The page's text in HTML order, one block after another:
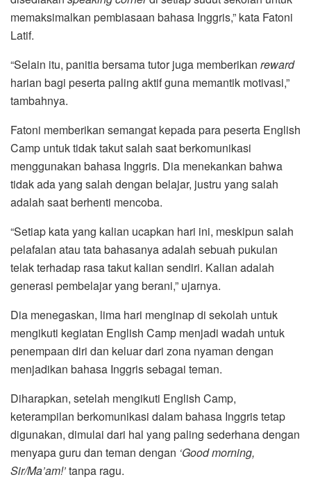
memaksimalkan pembiasaan bahasa Inggris,” kata Fatoni
Latif.
“Selain itu, panitia bersama tutor juga memberikan reward
harian bagi peserta paling aktif guna memantik motivasi,”
tambahnya.
Fatoni memberikan semangat kepada para peserta English
Camp untuk tidak takut salah saat berkomunikasi
menggunakan bahasa Inggris. Dia menekankan bahwa
tidak ada yang salah dengan belajar, justru yang salah
adalah saat berhenti mencoba.
“Setiap kata yang kalian ucapkan hari ini, meskipun salah
pelafalan atau tata bahasanya adalah sebuah pukulan
telak terhadap rasa takut kalian sendiri. Kalian adalah
generasi pembelajar yang berani,” ujarnya.
Dia menegaskan, lima hari menginap di sekolah untuk
mengikuti kegiatan English Camp menjadi wadah untuk
penempaan diri dan keluar dari zona nyaman dengan
menjadikan bahasa Inggris sebagai teman.
Diharapkan, setelah mengikuti English Camp,
keterampilan berkomunikasi dalam bahasa Inggris tetap
digunakan, dimulai dari hal yang paling sederhana dengan
menyapa guru dan teman dengan ‘Good morning,
Sir/Ma’am!’tanpa ragu.